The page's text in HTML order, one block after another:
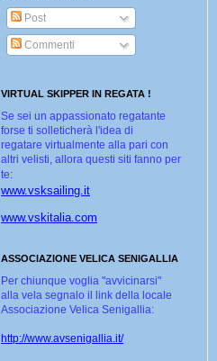
Post
Commenti
VIRTUAL SKIPPER IN REGATA !
Se sei un appassionato regatante
forse ti solleticherà l'idea di
regatare virtualmente alla pari con
altri velisti, allora questi siti fanno per
te:
www.vsksailing.it
www.vskitalia.com
ASSOCIAZIONE VELICA SENIGALLIA
Per chiunque voglia "avvicinarsi"
alla vela segnalo il link della locale
Associazione Velica Senigallia:
http://www.avsenigallia.it/